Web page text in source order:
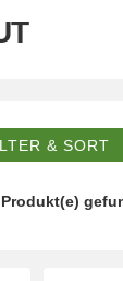
& SORT